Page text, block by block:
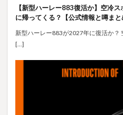
【新型ハーレー883復活か】空冷
に帰ってくる？【公式情報と噂まと
新型ハーレー883が2027年に復活か？
[…]